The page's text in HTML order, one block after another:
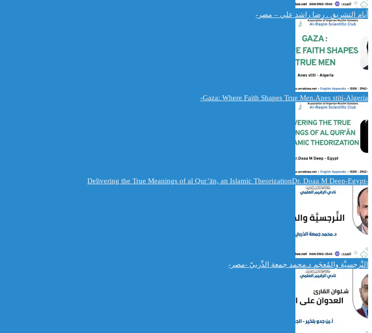
أيام التشريق . رضا راشد علي – مصر-
Gaza: Where Faith Shapes True Men.Anes stiti-Algeria-
-Delivering the True Meanings of al Qur’ān, an Islamic TheorizationDr. Doaa M Deep-Egypt
النَّرجسيَّة والمُعجَم د.محمد جمعة الدِّربيّ -مصر-